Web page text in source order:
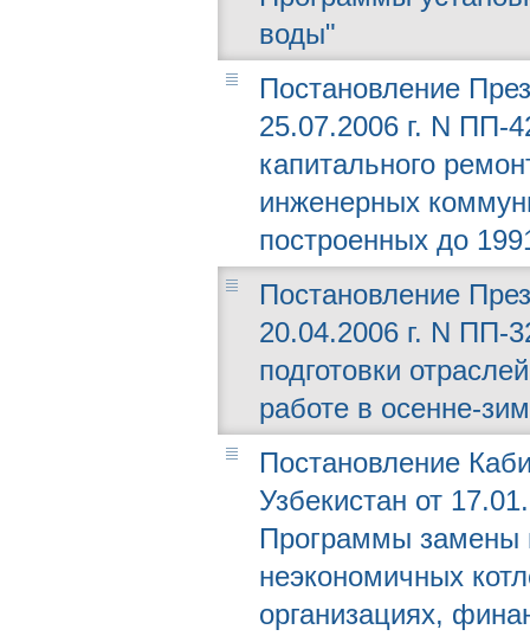
воды"
Постановление
25.07.2006 г. N ПП-
капитального
инженерных
построенных до
Постановление
20.04.2006 г. N ПП-
подготовки
работе в осенне-
Постановление
Узбекистан от
Программы замены
неэкономичных
организациях,